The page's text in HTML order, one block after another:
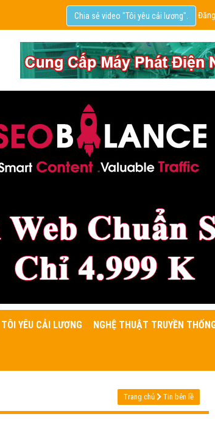
Chia sẻ video "Tôi yêu cải lương".
TÔI YÊU CẢI LƯƠNG NGHỆ THUẬT TRUYỀN
Trang chủ Tin bên lề